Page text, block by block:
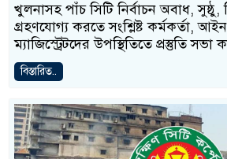
খুলনাসহ পাঁচ সিটি নির্বাচন অবাধ, সুষ্ঠু,
গ্রহণযোগ্য করতে সংশ্লিষ্ট কর্মকর্তা,
ম্যাজিস্ট্রেটদের উপস্থিতিতে প্রস্তুতি সভা
বিস্তারিত..